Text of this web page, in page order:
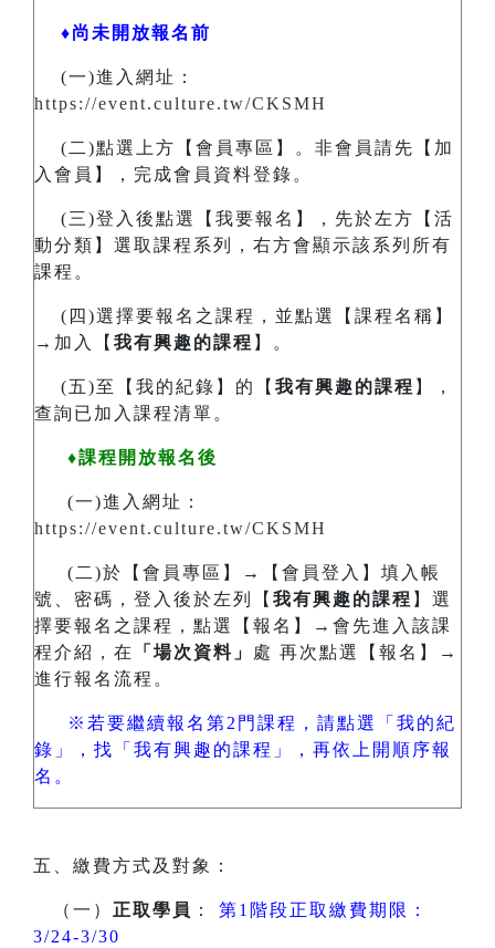
♦尚未開放報名前
(一)進入網址：
https://event.culture.tw/CKSMH
(二)點選上方【會員專區】。非會員請先【加
入會員】，完成會員資料登錄。
(三)登入後點選【我要報名】，先於左方【活
動分類】選取課程系列，右方會顯示該系列所有
課程。
(四)選擇要報名之課程，並點選【課程名稱】
→加入【 我有興趣的課程 】。
(五)至【我的紀錄】的【 我有興趣的課程 】，
查詢已加入課程清單。
♦課程開放報名後
(一)進入網址：
https://event.culture.tw/CKSMH
(二)於【會員專區】→【會員登入】填入帳
號、密碼，登入後於左列【 我有興趣的課程 】選
擇要報名之課程，點選【報名】→會先進入該課
程介紹，在
「場次資料」
處 再次點選【報名】→
進行報名流程。
※若要繼續報名第2門課程，請點選「我的紀
錄」，找「我有興趣的課程」，再依上開順序報
名。
五、繳費方式及對象：
（一） 正取學員 ： 第1階段正取繳費期限：
3/24-3/30